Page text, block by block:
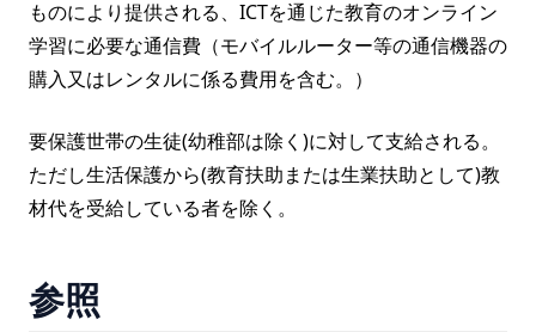
ものにより提供される、ICTを通じた教育のオンライン
学習に必要な通信費（モバイルルーター等の通信機器の
購入又はレンタルに係る費用を含む。）
要保護世帯の生徒(幼稚部は除く)に対して支給される。
ただし生活保護から(教育扶助または生業扶助として)教
材代を受給している者を除く。
参照